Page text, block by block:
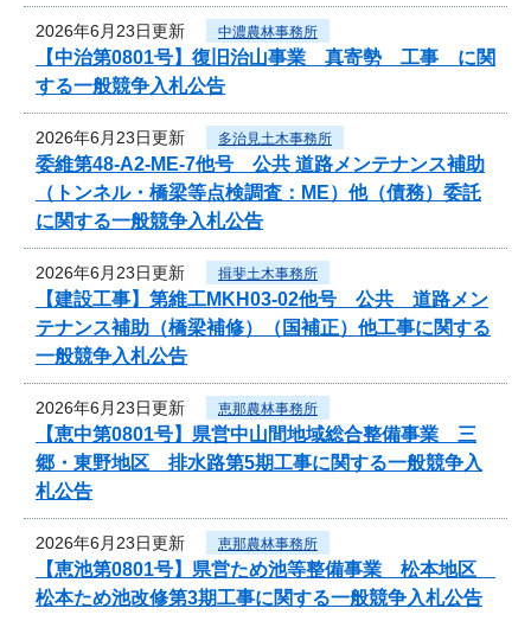
2026年6月23日更新 中濃農林事務所
【中治第0801号】復旧治山事業 真寄勢 工事 に関
する一般競争入札公告
2026年6月23日更新 多治見土木事務所
委維第48-A2-ME-7他号 公共 道路メンテナンス補助
（トンネル・橋梁等点検調査：ME）他（債務）委託
に関する一般競争入札公告
2026年6月23日更新 揖斐土木事務所
【建設工事】第維工MKH03-02他号 公共 道路メン
テナンス補助（橋梁補修）（国補正）他工事に関する
一般競争入札公告
2026年6月23日更新 恵那農林事務所
【恵中第0801号】県営中山間地域総合整備事業 三
郷・東野地区 排水路第5期工事に関する一般競争入
札公告
2026年6月23日更新 恵那農林事務所
【恵池第0801号】県営ため池等整備事業 松本地区
松本ため池改修第3期工事に関する一般競争入札公告